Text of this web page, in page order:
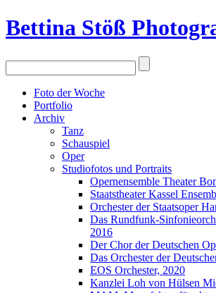
Bettina Stöß
Foto der Woche
Portfolio
Archiv
Tanz
Schauspiel
Oper
Studiofotos und Portraits
Opernensemble Theater
Staatstheater Kassel
Orchester der Staatsoper
Das Rundfunk-
2016
Der Chor der Deutschen
Das Orchester der
EOS Orchester, 2020
Kanzlei Loh von Hülsen